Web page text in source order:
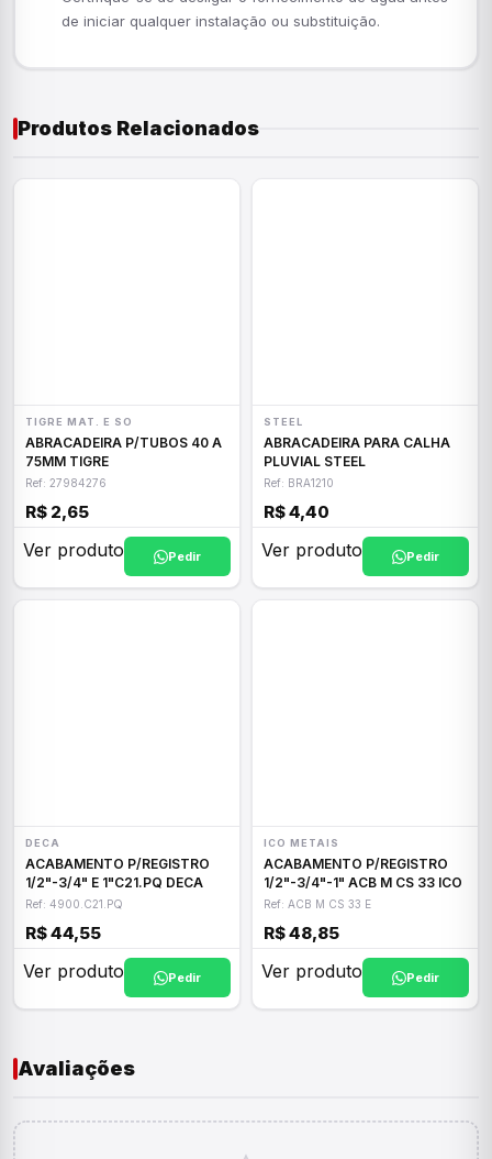
de iniciar qualquer instalação ou substituição.
Produtos Relacionados
TIGRE MAT. E SO
ABRACADEIRA P/TUBOS 40 A
75MM TIGRE
Ref: 27984276
R$ 2,65
Ver produto Pedir
STEEL
ABRACADEIRA PARA CALHA
PLUVIAL STEEL
Ref: BRA1210
R$ 4,40
Ver produto Pedir
DECA
ACABAMENTO P/REGISTRO
1/2"-3/4" E 1"C21.PQ DECA
Ref: 4900.C21.PQ
R$ 44,55
Ver produto Pedir
ICO METAIS
ACABAMENTO P/REGISTRO
1/2"-3/4"-1" ACB M CS 33 ICO
Ref: ACB M CS 33 E
R$ 48,85
Ver produto Pedir
Avaliações